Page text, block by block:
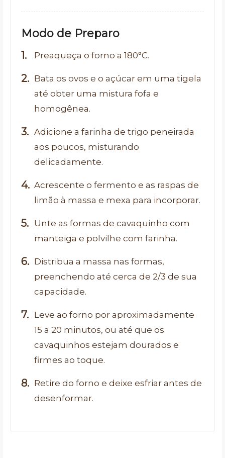
Modo de Preparo
Preaqueça o forno a 180°C.
Bata os ovos e o açúcar em uma tigela
até obter uma mistura fofa e
homogênea.
Adicione a farinha de trigo peneirada
aos poucos, misturando
delicadamente.
Acrescente o fermento e as raspas de
limão à massa e mexa para incorporar.
Unte as formas de cavaquinho com
manteiga e polvilhe com farinha.
Distribua a massa nas formas,
preenchendo até cerca de 2/3 de sua
capacidade.
Leve ao forno por aproximadamente
15 a 20 minutos, ou até que os
cavaquinhos estejam dourados e
firmes ao toque.
Retire do forno e deixe esfriar antes de
desenformar.